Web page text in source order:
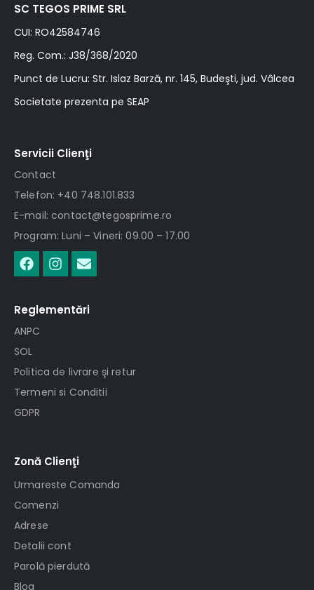
SC TEGOS PRIME SRL
CUI: RO42584746
Reg. Com.: J38/368/2020
Punct de Lucru: Str. Islaz Barză, nr. 145, Budeşti, jud. Vâlcea
Societate prezenta pe SEAP
Servicii Clienţi
Contact
Telefon: +40 748.101.833
E-mail: contact@tegosprime.ro
Program: Luni – Vineri: 09.00 – 17.00
Reglementări
ANPC
SOL
Politica de livrare şi retur
Termeni si Conditii
GDPR
Zonă Clienţi
Urmareste Comanda
Comenzi
Adrese
Detalii cont
Parolă pierdută
Blog